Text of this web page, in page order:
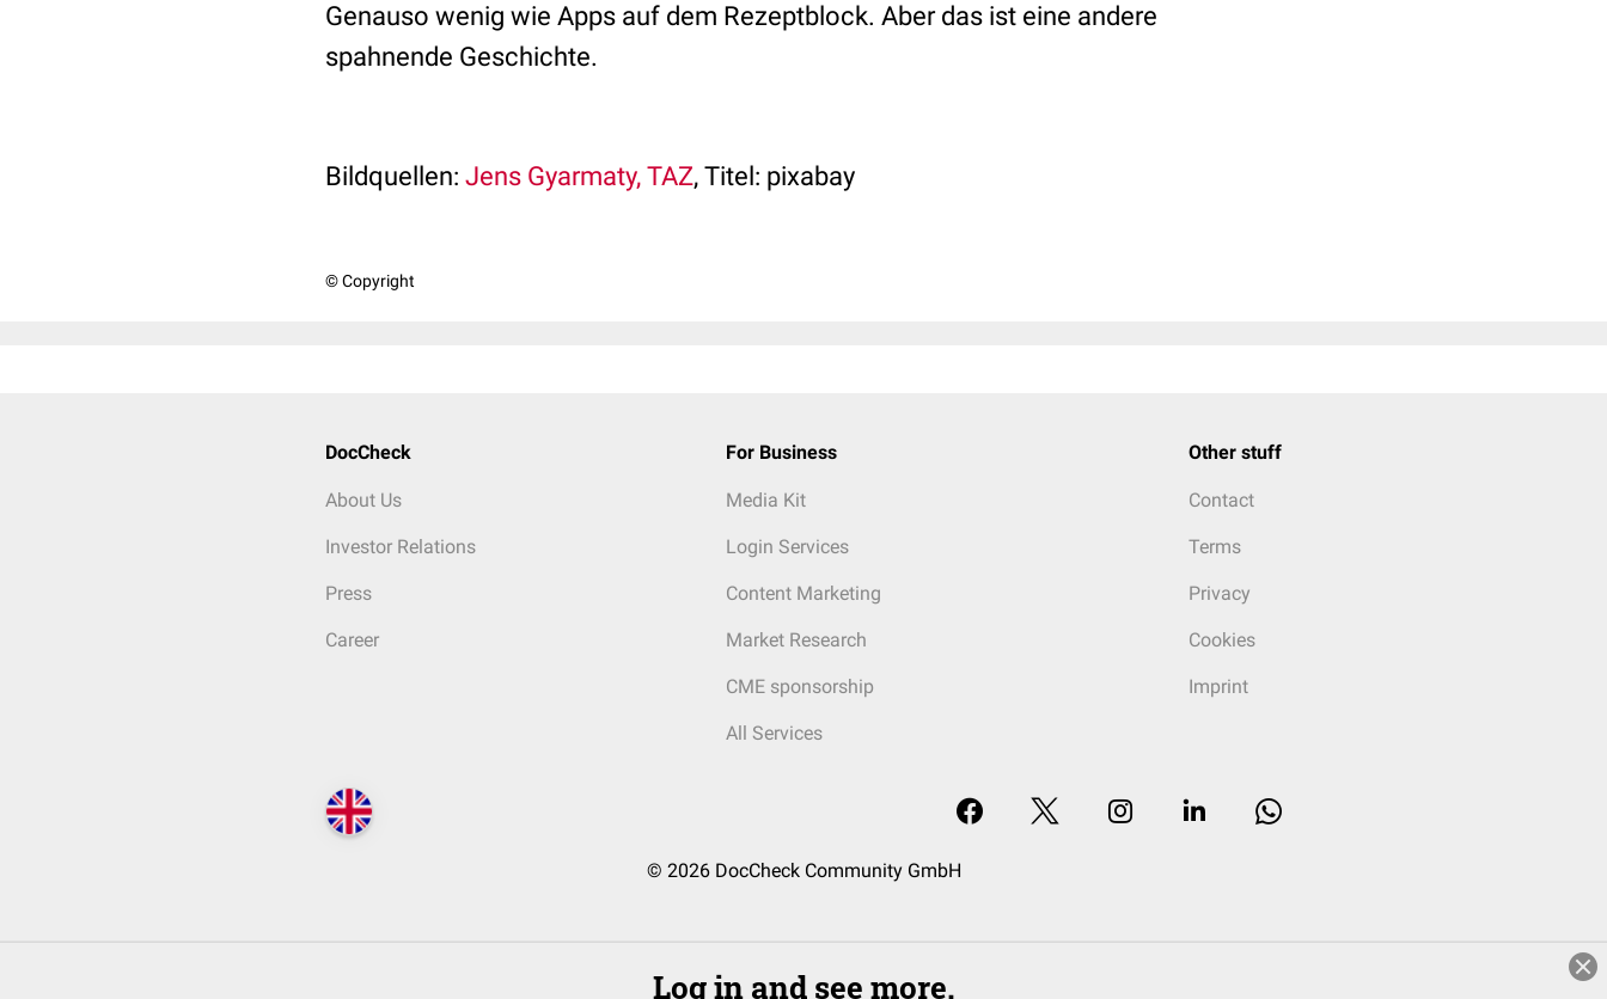
Genauso wenig wie Apps auf dem Rezeptblock. Aber das ist eine andere
spahnende Geschichte.
Bildquellen: Jens Gyarmaty, TAZ, Titel: pixabay
© Copyright
DocCheck
About Us
Investor Relations
Press
Career
For Business
Media Kit
Login Services
Content Marketing
Market Research
CME sponsorship
All Services
Other stuff
Contact
Terms
Privacy
Cookies
Imprint
© 2026 DocCheck Community GmbH
Log in and see more.